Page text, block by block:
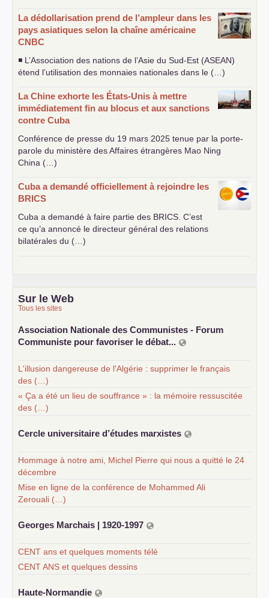
La dédollarisation prend de l’ampleur dans les
pays asiatiques selon la chaîne américaine
CNBC
◾ L’Association des nations de l’Asie du Sud-Est (ASEAN)
étend l’utilisation des monnaies nationales dans le (…)
La Chine exhorte les États-Unis à mettre
immédiatement fin au blocus et aux sanctions
contre Cuba
Conférence de presse du 19 mars 2025 tenue par la porte-
parole du ministère des Affaires étrangères Mao Ning
China (…)
Cuba a demandé officiellement à rejoindre les
BRICS
Cuba a demandé à faire partie des BRICS . C’est
ce qu’a annoncé le directeur général des relations
bilatérales du (…)
Sur le Web
Tous les sites
Association Nationale des Communistes - Forum
Communiste pour favoriser le débat...
L'illusion dangereuse de l'Algérie : supprimer le français
des (…)
« Ça a été un lieu de souffrance » : la mémoire ressuscitée
des (…)
Cercle universitaire d’études marxistes
Hommage à notre ami, Michel Pierre qui nous a quitté le 24
décembre
Mise en ligne de la conférence de Mohammed Ali
Zerouali (…)
Georges Marchais | 1920-1997
CENT ans et quelques moments télé
CENT ANS et quelques dessins
Haute-Normandie